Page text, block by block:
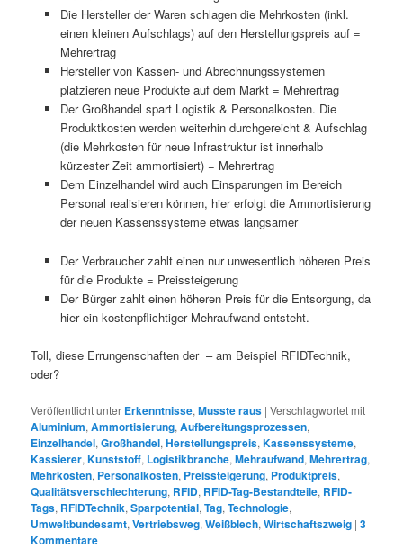
Die Hersteller der Waren schlagen die Mehrkosten (inkl.
einen kleinen Aufschlags) auf den Herstellungspreis auf =
Mehrertrag
Hersteller von Kassen- und Abrechnungssystemen
platzieren neue Produkte auf dem Markt = Mehrertrag
Der Großhandel spart Logistik & Personalkosten. Die
Produktkosten werden weiterhin durchgereicht & Aufschlag
(die Mehrkosten für neue Infrastruktur ist innerhalb
kürzester Zeit ammortisiert) = Mehrertrag
Dem Einzelhandel wird auch Einsparungen im Bereich
Personal realisieren können, hier erfolgt die Ammortisierung
der neuen Kassenssysteme etwas langsamer
Der Verbraucher zahlt einen nur unwesentlich höheren Preis
für die Produkte = Preissteigerung
Der Bürger zahlt einen höheren Preis für die Entsorgung, da
hier ein kostenpflichtiger Mehraufwand entsteht.
Toll, diese Errungenschaften der – am Beispiel RFIDTechnik,
oder?
Veröffentlicht unter Erkenntnisse,Musste raus |Verschlagwortet mit
Aluminium,Ammortisierung,Aufbereitungsprozessen,
Einzelhandel,Großhandel,Herstellungspreis,Kassenssysteme,
Kassierer,Kunststoff, Logistikbranche,Mehraufwand,Mehrertrag,
Mehrkosten, Personalkosten, Preissteigerung, Produktpreis,
Qualitätsverschlechterung, RFID, RFID-Tag-Bestandteile, RFID-
Tags, RFIDTechnik,Sparpotential,Tag,Technologie,
Umweltbundesamt,Vertriebsweg,Weißblech,Wirtschaftszweig |3
Kommentare